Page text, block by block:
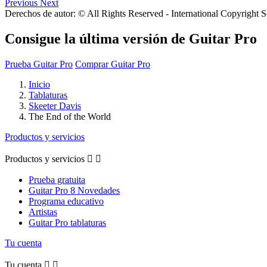
Previous Next
Derechos de autor: © All Rights Reserved - International Copyright
Consigue la última versión de Guitar Pro
Prueba Guitar Pro Comprar Guitar Pro
Inicio
Tablaturas
Skeeter Davis
The End of the World
Productos y servicios
Productos y servicios  
Prueba gratuita
Guitar Pro 8 Novedades
Programa educativo
Artistas
Guitar Pro tablaturas
Tu cuenta
Tu cuenta  